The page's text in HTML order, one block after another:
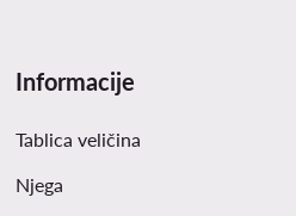
Informacije
Tablica veličina
Njega